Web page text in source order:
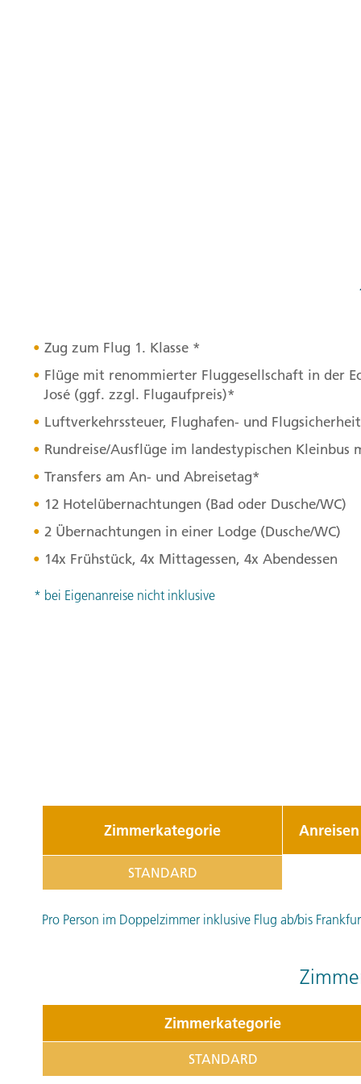
Zug zum Flug 1. Klasse *
Flüge mit renommierter Fluggesellschaft in der
José (ggf. zzgl. Flugaufpreis)*
Luftverkehrssteuer, Flughafen- und
Rundreise/Ausflüge im landestypischen Kleinbus
Transfers am An- und Abreisetag*
12 Hotelübernachtungen (Bad oder Dusche/WC)
2 Übernachtungen in einer Lodge (Dusche/WC)
14x Frühstück, 4x Mittagessen, 4x Abendessen
* bei Eigenanreise nicht inklusive
Zimmerkategorie Anreisen
STANDARD
Pro Person im Doppelzimmer inklusive Flug ab/bis
Zimmerkategorie
STANDARD